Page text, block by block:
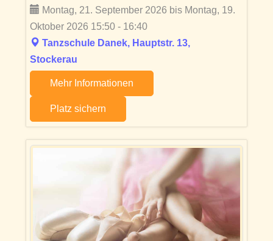
Montag, 21. September 2026 bis Montag, 19.
Oktober 2026 15:50 - 16:40
Tanzschule Danek, Hauptstr. 13,
Stockerau
Mehr Informationen
Platz sichern